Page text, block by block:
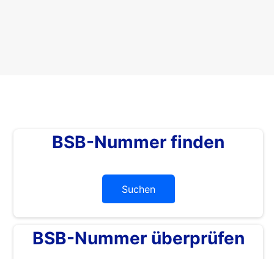
BSB-Nummer finden
Suchen
BSB-Nummer überprüfen